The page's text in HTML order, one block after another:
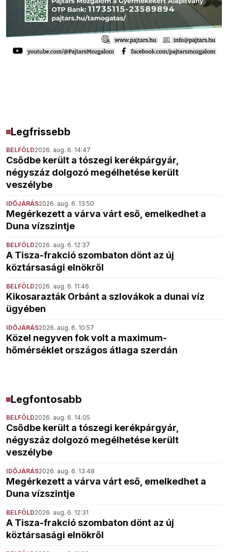
Legfrissebb
BELFÖLD2026. aug. 6. 14:47
Csődbe került a tószegi kerékpárgyár,
négyszáz dolgozó megélhetése került
veszélybe
IDŐJÁRÁS2026. aug. 6. 13:50
Megérkezett a várva várt eső, emelkedhet a
Duna vízszintje
BELFÖLD2026. aug. 6. 12:37
A Tisza-frakció szombaton dönt az új
köztársasági elnökről
BELFÖLD2026. aug. 6. 11:46
Kikosarazták Orbánt a szlovákok a dunai víz
ügyében
IDŐJÁRÁS2026. aug. 6. 10:57
Közel negyven fok volt a maximum-
hőmérséklet országos átlaga szerdán
Legfontosabb
BELFÖLD2026. aug. 6. 14:05
Csődbe került a tószegi kerékpárgyár,
négyszáz dolgozó megélhetése került
veszélybe
IDŐJÁRÁS2026. aug. 6. 13:48
Megérkezett a várva várt eső, emelkedhet a
Duna vízszintje
BELFÖLD2026. aug. 6. 12:31
A Tisza-frakció szombaton dönt az új
köztársasági elnökről